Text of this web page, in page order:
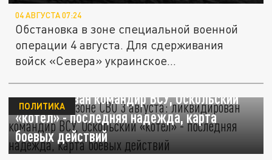
04 АВГУСТА 07:24
Обстановка в зоне специальной военной
операции 4 августа. Для сдерживания
войск «Севера» украинское...
Ситуация в зоне СВО 3 августа:
ликвидирован командир ВСУ, Оскольский
«котел» - последняя надежда, карта
боевых действий
ПОЛИТИКА